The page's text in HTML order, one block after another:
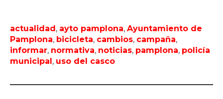
actualidad, ayto pamplona, Ayuntamiento de
Pamplona, bicicleta, cambios, campaña,
informar, normativa, noticias, pamplona, policía
municipal, uso del casco